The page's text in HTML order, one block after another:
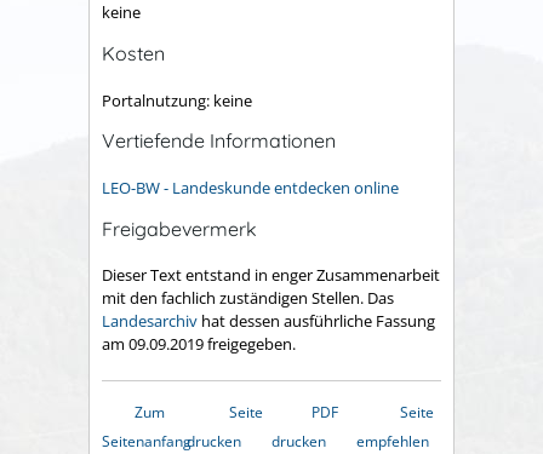
keine
Kosten
Portalnutzung: keine
Vertiefende Informationen
LEO-BW - Landeskunde entdecken online
Freigabevermerk
Dieser Text entstand in enger Zusammenarbeit
mit den fachlich zuständigen Stellen. Das
Landesarchiv hat dessen ausführliche Fassung
am 09.09.2019 freigegeben.
Zum
Seitenanfang
Seite
drucken
PDF
drucken
Seite
empfehlen